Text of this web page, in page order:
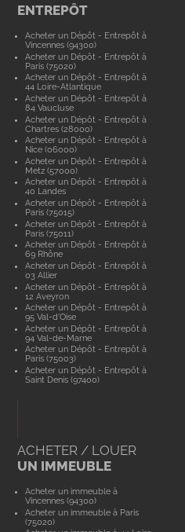
ENTREPÔT
Acheter un Dépôt - Entrepôt à
Vincennes (94300)
Acheter un Dépôt - Entrepôt à
Paris (75020)
Acheter un Dépôt - Entrepôt à
44 Loire-Atlantique
Acheter un Dépôt - Entrepôt à
84 Vaucluse
Acheter un Dépôt - Entrepôt à
Chartres (28000)
Acheter un Dépôt - Entrepôt à
Nice (06000)
Acheter un Dépôt - Entrepôt à
Metz (57000)
Acheter un Dépôt - Entrepôt à
40 Landes
Acheter un Dépôt - Entrepôt à
Paris (75015)
Acheter un Dépôt - Entrepôt à
Paris (75011)
Acheter un Dépôt - Entrepôt à
69 Rhône
Acheter un Dépôt - Entrepôt à
03 Allier
Acheter un Dépôt - Entrepôt à
12 Aveyron
Acheter un Dépôt - Entrepôt à
95 Val-d'Oise
Acheter un Dépôt - Entrepôt à
94 Val-de-Marne
Acheter un Dépôt - Entrepôt à
Paris (75003)
Acheter un Dépôt - Entrepôt à
Saint Denis (97400)
ACHETER / LOUER
UN IMMEUBLE
Acheter un immeuble à
Vincennes (94300)
Acheter un immeuble à Paris
(75020)